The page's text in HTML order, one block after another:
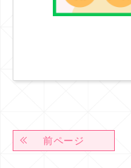
前ページ